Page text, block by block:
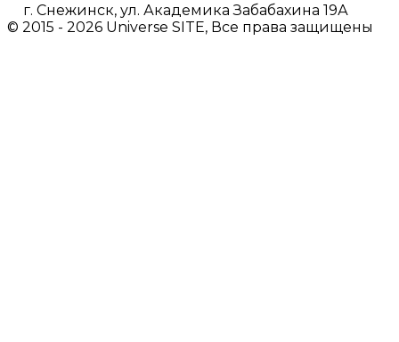
г. Снежинск, ул. Академика Забабахина 19А
© 2015 - 2026 Universe SITE, Все права защищены